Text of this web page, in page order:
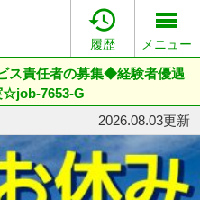

履歴 メニュー
ス責任者の募集◆経験者優遇
7653-G
2026.08.03更新